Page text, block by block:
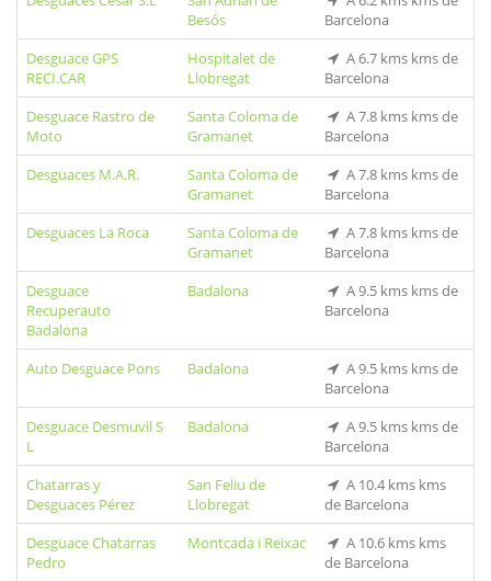
Besós
Barcelona
Desguace GPS
RECI.CAR
Hospitalet de
Llobregat
A 6.7 kms kms de
Barcelona
Desguace Rastro de
Moto
Santa Coloma de
Gramanet
A 7.8 kms kms de
Barcelona
Desguaces M.A.R.
Santa Coloma de
Gramanet
A 7.8 kms kms de
Barcelona
Desguaces La Roca
Santa Coloma de
Gramanet
A 7.8 kms kms de
Barcelona
Desguace
Recuperauto
Badalona
Badalona
A 9.5 kms kms de
Barcelona
Auto Desguace Pons Badalona
A 9.5 kms kms de
Barcelona
Desguace Desmuvil S
L
Badalona
A 9.5 kms kms de
Barcelona
Chatarras y
Desguaces Pérez
San Feliu de
Llobregat
A 10.4 kms kms
de Barcelona
Desguace Chatarras
Pedro
Montcada i Reixac
A 10.6 kms kms
de Barcelona